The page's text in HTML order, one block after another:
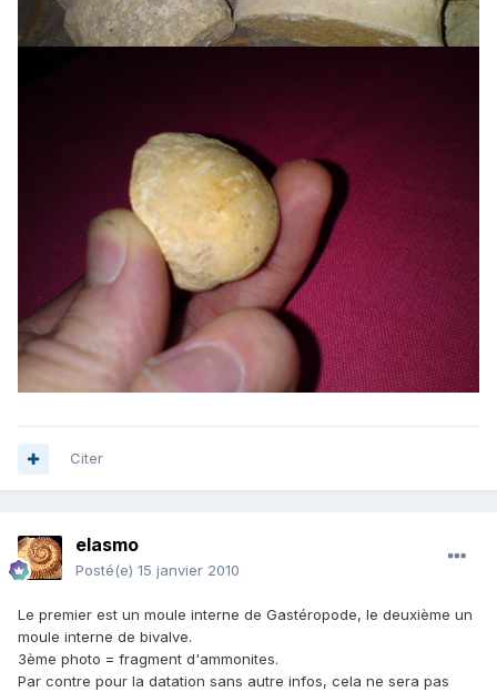
Citer
elasmo
Posté(e) 15 janvier 2010
Le premier est un moule interne de Gastéropode, le deuxième un
moule interne de bivalve.
3ème photo = fragment d'ammonites.
Par contre pour la datation sans autre infos, cela ne sera pas